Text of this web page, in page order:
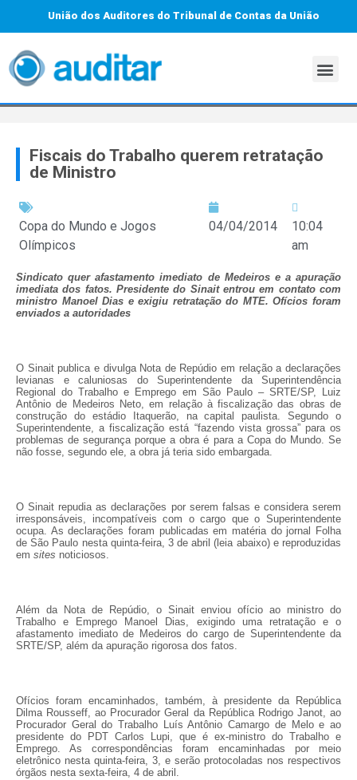
União dos Auditores do Tribunal de Contas da União
Fiscais do Trabalho querem retratação
de Ministro
Copa do Mundo e Jogos
Olímpicos
04/04/2014
10:04
am
Sindicato quer afastamento imediato de Medeiros e a apuração
imediata dos fatos. Presidente do Sinait entrou em contato com
ministro Manoel Dias e exigiu retratação do MTE. Ofícios foram
enviados a autoridades
O Sinait publica e divulga Nota de Repúdio em relação a declarações
levianas e caluniosas do Superintendente da Superintendência
Regional do Trabalho e Emprego em São Paulo – SRTE/SP, Luiz
Antônio de Medeiros Neto, em relação à fiscalização das obras de
construção do estádio Itaquerão, na capital paulista. Segundo o
Superintendente, a fiscalização está “fazendo vista grossa” para os
problemas de segurança porque a obra é para a Copa do Mundo. Se
não fosse, segundo ele, a obra já teria sido embargada.
O Sinait repudia as declarações por serem falsas e considera serem
irresponsáveis, incompatíveis com o cargo que o Superintendente
ocupa. As declarações foram publicadas em matéria do jornal Folha
de São Paulo nesta quinta-feira, 3 de abril (leia abaixo) e reproduzidas
em sites noticiosos.
Além da Nota de Repúdio, o Sinait enviou ofício ao ministro do
Trabalho e Emprego Manoel Dias, exigindo uma retratação e o
afastamento imediato de Medeiros do cargo de Superintendente da
SRTE/SP, além da apuração rigorosa dos fatos.
Ofícios foram encaminhados, também, à presidente da República
Dilma Rousseff, ao Procurador Geral da República Rodrigo Janot, ao
Procurador Geral do Trabalho Luís Antônio Camargo de Melo e ao
presidente do PDT Carlos Lupi, que é ex-ministro do Trabalho e
Emprego. As correspondências foram encaminhadas por meio
eletrônico nesta quinta-feira, 3, e serão protocoladas nos respectivos
órgãos nesta sexta-feira, 4 de abril.